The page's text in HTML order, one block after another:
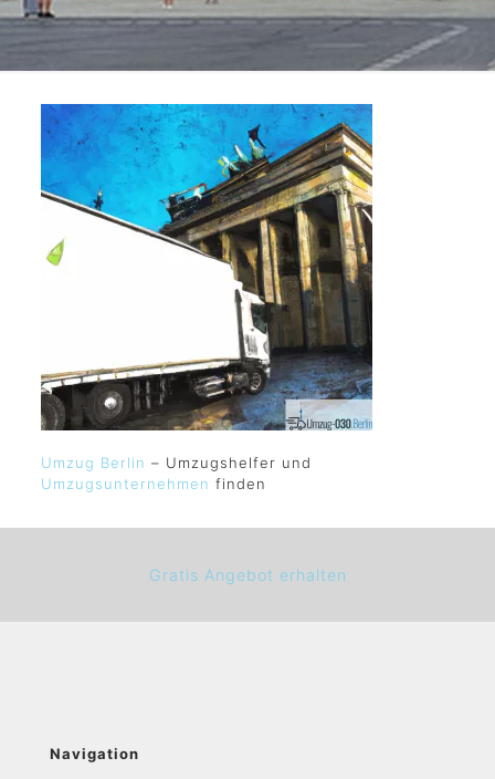
Umzug Berlin – Umzugshelfer und
Umzugsunternehmen finden
Gratis Angebot erhalten
Navigation